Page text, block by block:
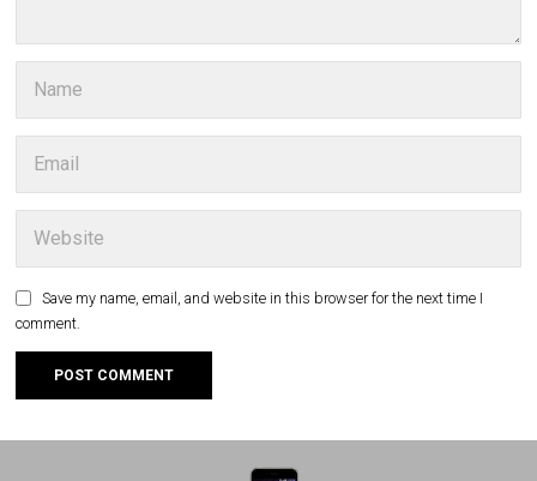
Save my name, email, and website in this browser for the next time I
comment.